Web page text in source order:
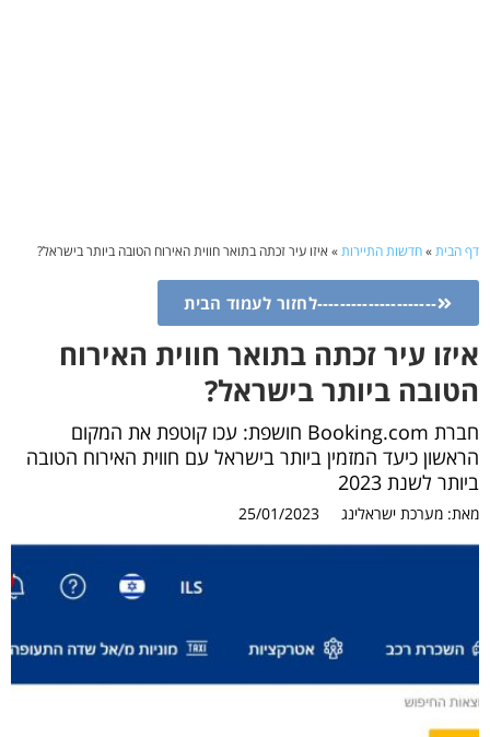
דף הבית»חדשות התיירות» איזו עיר זכתה בתואר חווית האירוח הטובה ביותר בישראל?
---------------------לחזור לעמוד הבית
איזו עיר זכתה בתואר חווית האירוח
הטובה ביותר בישראל?
חברת Booking.com חושפת: עכו קוטפת את המקום
הראשון כיעד המזמין ביותר בישראל עם חווית האירוח הטובה
ביותר לשנת 2023
מאת: מערכת ישראלינג 25/01/2023